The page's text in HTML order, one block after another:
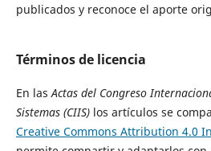
publicados y reconoce el aporte
Términos de licencia
En lasActas del Congreso
Sistemas (CIIS)los artículos se
Creative Commons Attribution 4.0